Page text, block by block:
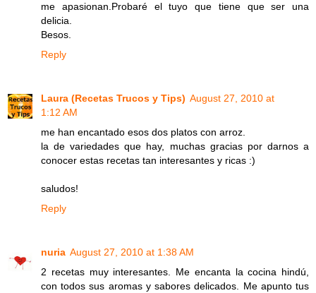
me apasionan.Probaré el tuyo que tiene que ser una
delicia.
Besos.
Reply
Laura (Recetas Trucos y Tips) August 27, 2010 at
1:12 AM
me han encantado esos dos platos con arroz.
la de variedades que hay, muchas gracias por darnos a
conocer estas recetas tan interesantes y ricas :)
saludos!
Reply
nuria August 27, 2010 at 1:38 AM
2 recetas muy interesantes. Me encanta la cocina hindú,
con todos sus aromas y sabores delicados. Me apunto tus